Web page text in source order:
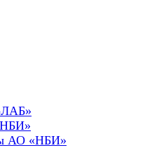
АО «НБИ»